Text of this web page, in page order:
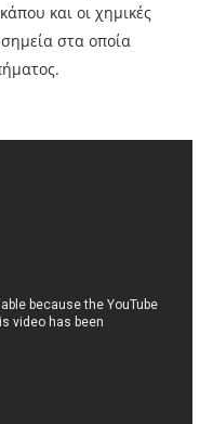
και οι χημικές
στα οποία